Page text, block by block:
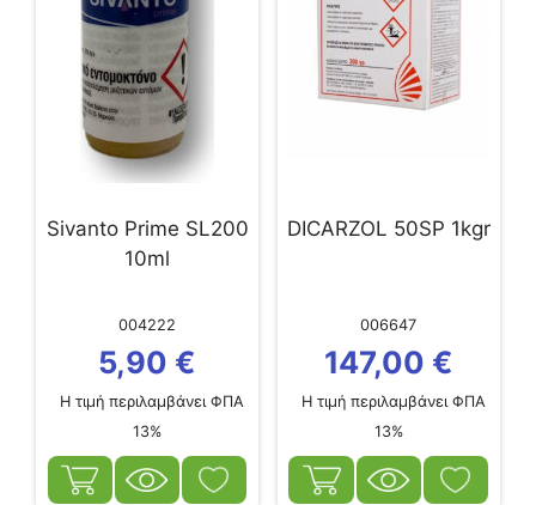
Sivanto Prime SL200
10ml
004222
5,90 €
Η τιμή περιλαμβάνει ΦΠΑ
13%
DICARZOL 50SP 1kgr
006647
147,00 €
Η τιμή περιλαμβάνει ΦΠΑ
13%